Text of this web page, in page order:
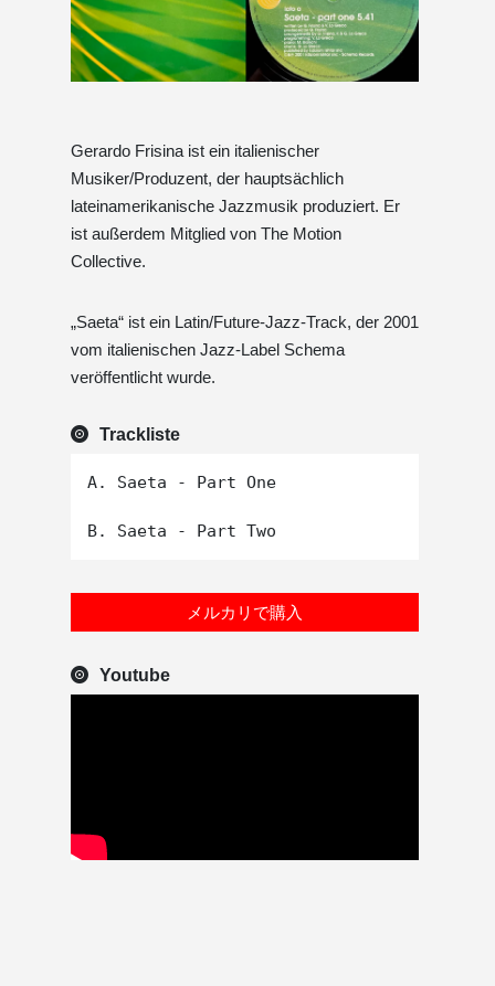
Gerardo Frisina ist ein italienischer
Musiker/Produzent, der hauptsächlich
lateinamerikanische Jazzmusik produziert. Er
ist außerdem Mitglied von The Motion
Collective.
„Saeta“ ist ein Latin/Future-Jazz-Track, der 2001
vom italienischen Jazz-Label Schema
veröffentlicht wurde.
Trackliste
A. Saeta - Part One
メルカリで購入
Youtube